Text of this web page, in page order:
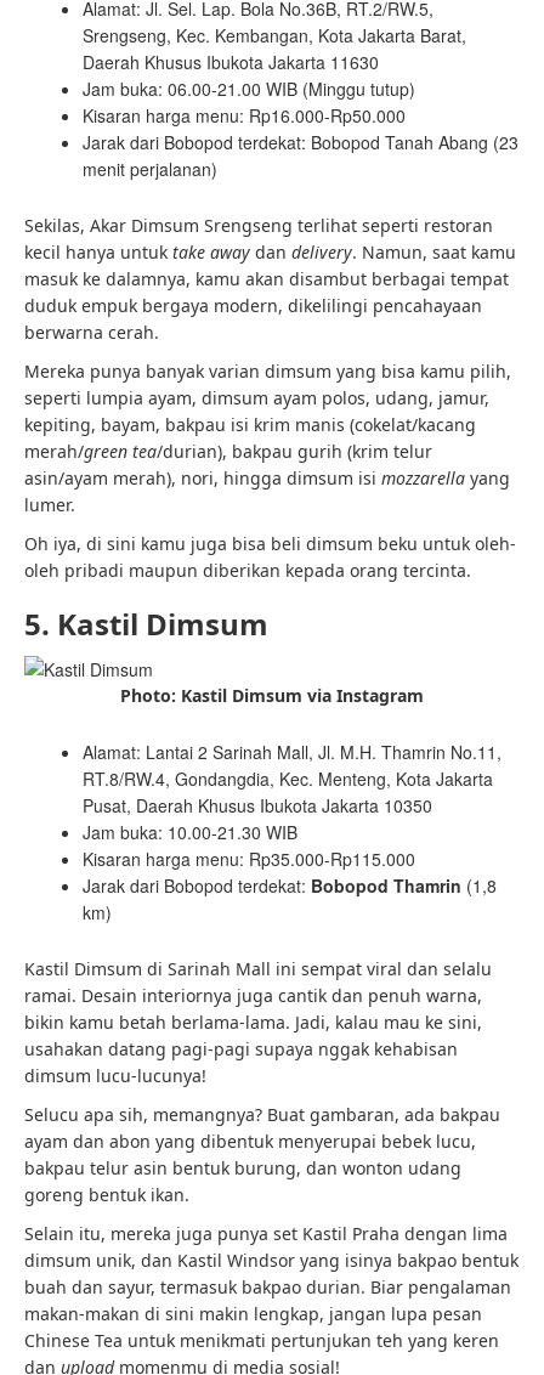
Alamat: Jl. Sel. Lap. Bola No.36B, RT.2/RW.5,
Srengseng, Kec. Kembangan, Kota Jakarta Barat,
Daerah Khusus Ibukota Jakarta 11630
Jam buka: 06.00-21.00 WIB (Minggu tutup)
Kisaran harga menu: Rp16.000-Rp50.000
Jarak dari Bobopod terdekat: Bobopod Tanah Abang (23
menit perjalanan)
Sekilas, Akar Dimsum Srengseng terlihat seperti restoran
kecil hanya untuk take away dan delivery. Namun, saat kamu
masuk ke dalamnya, kamu akan disambut berbagai tempat
duduk empuk bergaya modern, dikelilingi pencahayaan
berwarna cerah.
Mereka punya banyak varian dimsum yang bisa kamu pilih,
seperti lumpia ayam, dimsum ayam polos, udang, jamur,
kepiting, bayam, bakpau isi krim manis (cokelat/kacang
merah/green tea/durian), bakpau gurih (krim telur
asin/ayam merah), nori, hingga dimsum isi mozzarella yang
lumer.
Oh iya, di sini kamu juga bisa beli dimsum beku untuk oleh-
oleh pribadi maupun diberikan kepada orang tercinta.
5. Kastil Dimsum
Photo: Kastil Dimsum via Instagram
Alamat: Lantai 2 Sarinah Mall, Jl. M.H. Thamrin No.11,
RT.8/RW.4, Gondangdia, Kec. Menteng, Kota Jakarta
Pusat, Daerah Khusus Ibukota Jakarta 10350
Jam buka: 10.00-21.30 WIB
Kisaran harga menu: Rp35.000-Rp115.000
Jarak dari Bobopod terdekat: Bobopod Thamrin (1,8
km)
Kastil Dimsum di Sarinah Mall ini sempat viral dan selalu
ramai. Desain interiornya juga cantik dan penuh warna,
bikin kamu betah berlama-lama. Jadi, kalau mau ke sini,
usahakan datang pagi-pagi supaya nggak kehabisan
dimsum lucu-lucunya!
Selucu apa sih, memangnya? Buat gambaran, ada bakpau
ayam dan abon yang dibentuk menyerupai bebek lucu,
bakpau telur asin bentuk burung, dan wonton udang
goreng bentuk ikan.
Selain itu, mereka juga punya set Kastil Praha dengan lima
dimsum unik, dan Kastil Windsor yang isinya bakpao bentuk
buah dan sayur, termasuk bakpao durian. Biar pengalaman
makan-makan di sini makin lengkap, jangan lupa pesan
Chinese Tea untuk menikmati pertunjukan teh yang keren
dan upload momenmu di media sosial!